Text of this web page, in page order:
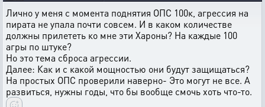
Лично у меня с момента поднятия ОПС 100к, агрессия на
пирата не упала почти совсем. И в каком количестве
должны прилететь ко мне эти Хароны? На каждые 100
агры по штуке?
Но это тема сброса агрессии.
Далее: Как и с какой мощностью они будут защищаться?
На простых ОПС проверили наверно- Это могут не все. А
развиться, нужны годы, что бы вообще смочь хоть что-то.